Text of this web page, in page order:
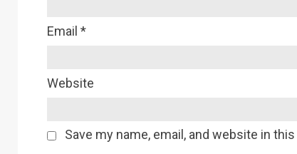
Email *
Website
Save my name, email, and website in